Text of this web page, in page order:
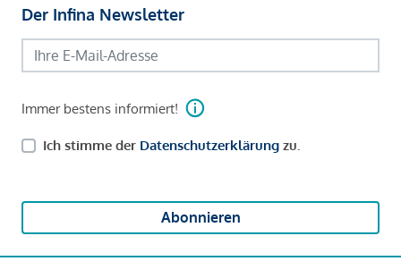
Der Infina Newsletter
Immer bestens informiert!
Ich stimme der Datenschutzerklärung zu.
Abonnieren